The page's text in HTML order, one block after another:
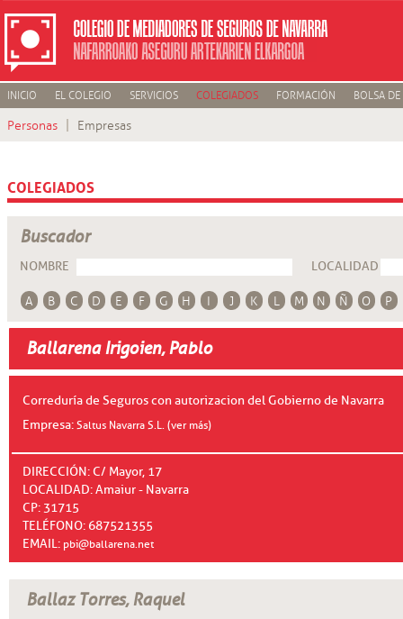
INICIO EL COLEGIO SERVICIOS COLEGIADOS FORMACIÓN BOLSA
Personas Empresas
COLEGIADOS
Buscador
NOMBRE LOCALIDAD
A B C D E F G H I J K L M N Ñ O P
Ballarena Irigoien, Pablo
Correduría de Seguros con autorizacion del Gobierno de Navarra
Empresa:Saltus Navarra S.L. (ver más)
DIRECCIÓN: C/ Mayor, 17
LOCALIDAD: Amaiur - Navarra
CP: 31715
TELÉFONO: 687521355
EMAIL: pbi@ballarena.net
Ballaz Torres, Raquel